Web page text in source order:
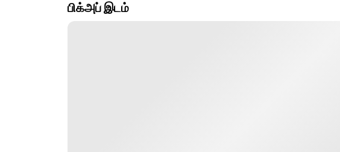
பிக்அப் இடம்